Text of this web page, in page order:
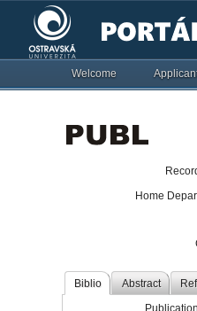
Welcome
Home
Biblio Abstract